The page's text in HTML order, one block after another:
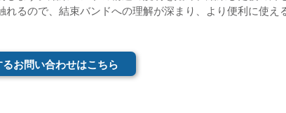
るので、結束バンドへの理解が深まり、より便利に使え
お問い合わせはこちら